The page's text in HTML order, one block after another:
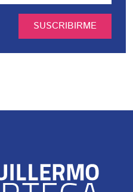
SUSCRIBIRME